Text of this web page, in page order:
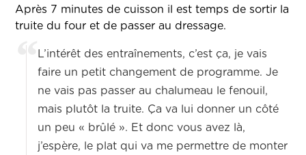
Après 7 minutes de cuisson il est temps de sortir la
truite du four et de passer au dressage.
L’intérêt des entraînements, c’est ça, je vais
faire un petit changement de programme. Je
ne vais pas passer au chalumeau le fenouil,
mais plutôt la truite. Ça va lui donner un côté
un peu « brûlé ». Et donc vous avez là,
j’espère, le plat qui va me permettre de monter